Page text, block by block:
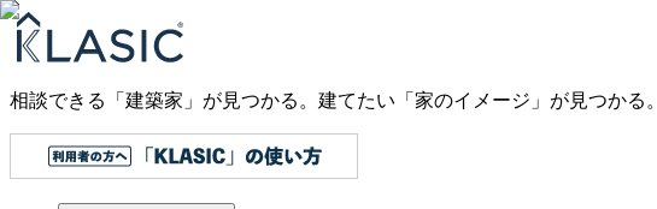
相談できる「建築家」が見つかる。建てたい「家のイメージ」が見つかる。